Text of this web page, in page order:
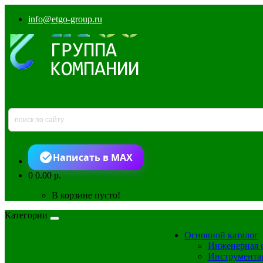
info@etgo-group.ru
Написать в MAX
00.00 р.
В корзине пусто!
Категории
Основной каталог
Инженерная